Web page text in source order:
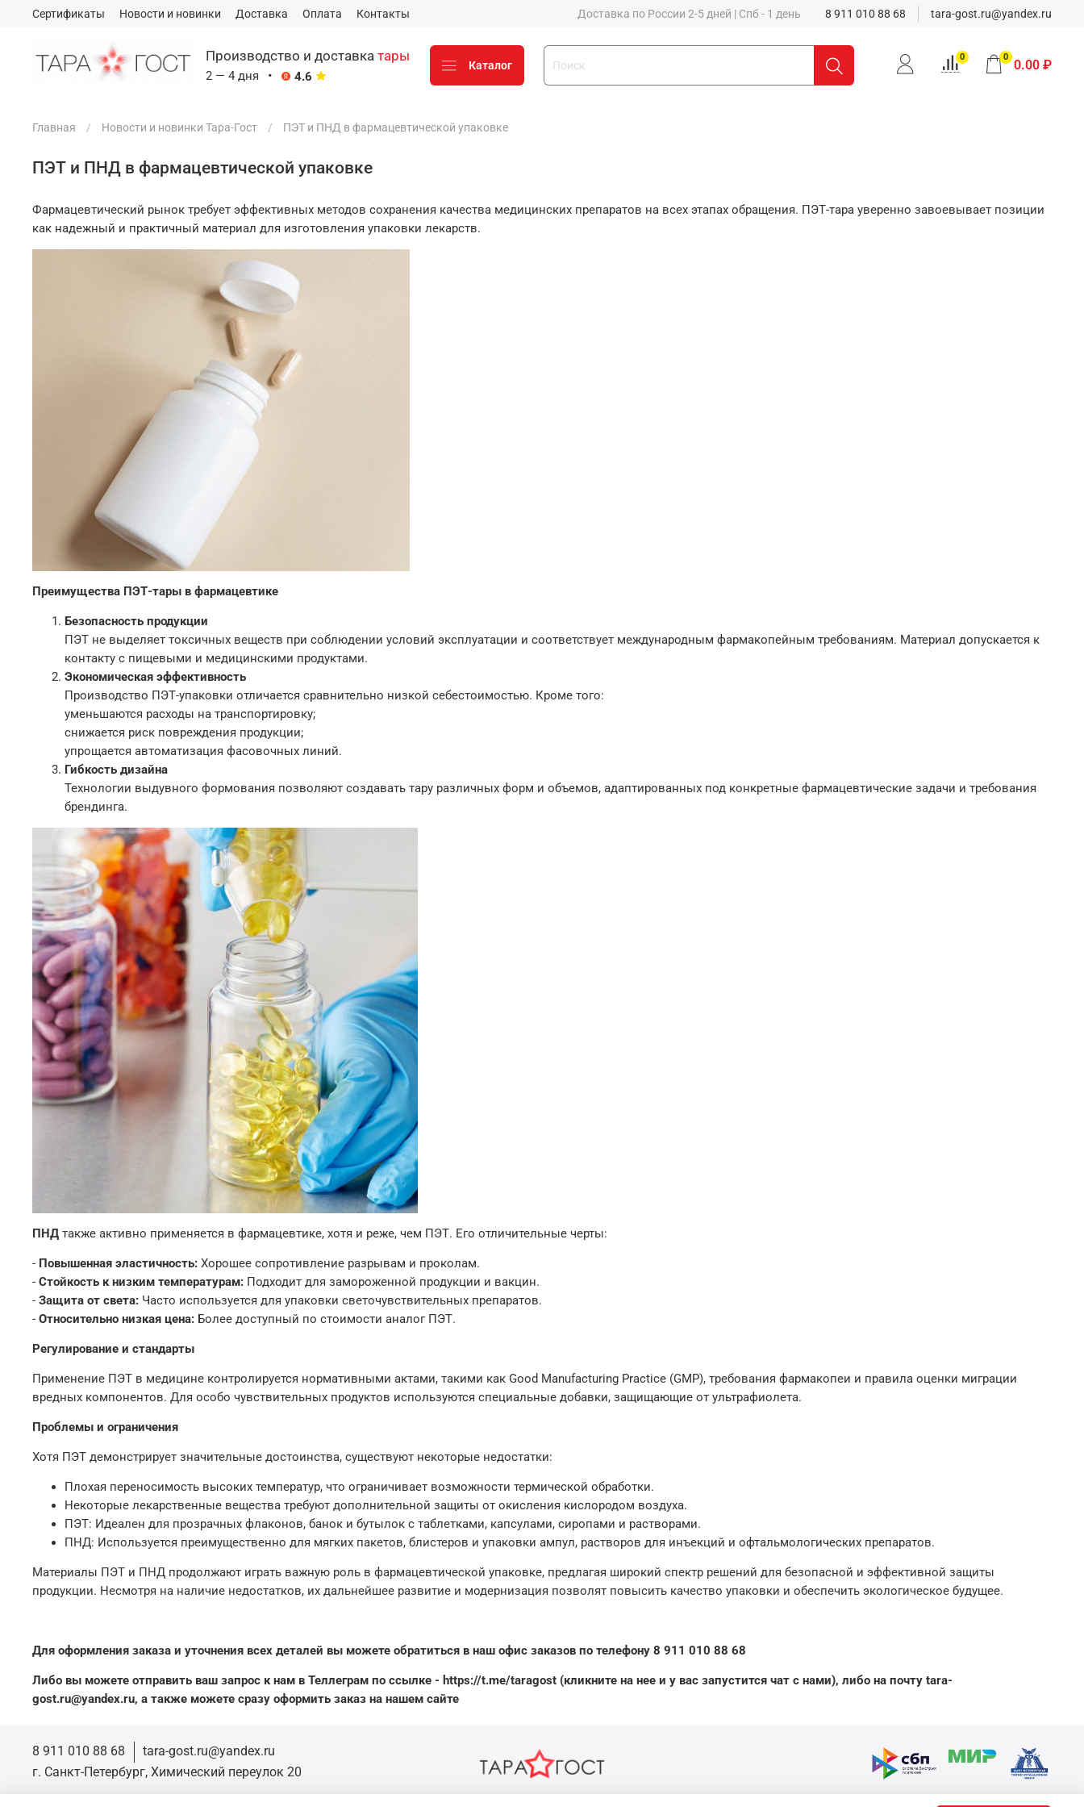
Сертификаты Новости и новинки Доставка Оплата Контакты Доставка по России 2-5 дней | Спб - 1 день 8 911 010 88 68 tara-gost.ru@yandex.ru
Производство и доставка тары
2 — 4 дня · 4.6
услуг федеральных транспортных компаний (Деловые линии,
ПЭК и тд). * Подробности уточняйте у вашего менеджера
2-4 дня
Среднее время отгрузки заказа со
~3 МИНУТЫ
Среднее время ответа менеджером
на первое ваше сообщение-запрос
(будние дни)
*Данные за предыдущий месяц работы по России (март)
Каталог
0 0 0.00 ₽
Главная Новости и новинки Тара-Гост ПЭТ и ПНД в фармацевтической упаковке
ПЭТ и ПНД в фармацевтической упаковке
Фармацевтический рынок требует эффективных методов сохранения качества медицинских препаратов на всех этапах обращения. ПЭТ-тара уверенно завоевывает позиции
как надежный и практичный материал для изготовления упаковки лекарств.
Преимущества ПЭТ-тары в фармацевтике
Безопасность продукции
ПЭТ не выделяет токсичных веществ при соблюдении условий эксплуатации и соответствует международным фармакопейным требованиям. Материал допускается к
контакту с пищевыми и медицинскими продуктами.
Экономическая эффективность
Производство ПЭТ-упаковки отличается сравнительно низкой себестоимостью. Кроме того:
уменьшаются расходы на транспортировку;
снижается риск повреждения продукции;
упрощается автоматизация фасовочных линий.
Гибкость дизайна
Технологии выдувного формования позволяют создавать тару различных форм и объемов, адаптированных под конкретные фармацевтические задачи и требования
брендинга.
ПНД также активно применяется в фармацевтике, хотя и реже, чем ПЭТ. Его отличительные черты:
- Повышенная эластичность: Хорошее сопротивление разрывам и проколам.
- Стойкость к низким температурам: Подходит для замороженной продукции и вакцин.
- Защита от света: Часто используется для упаковки светочувствительных препаратов.
- Относительно низкая цена: Более доступный по стоимости аналог ПЭТ.
Регулирование и стандарты
Применение ПЭТ в медицине контролируется нормативными актами, такими как Good Manufacturing Practice (GMP), требования фармакопеи и правила оценки миграции
вредных компонентов. Для особо чувствительных продуктов используются специальные добавки, защищающие от ультрафиолета.
Проблемы и ограничения
Хотя ПЭТ демонстрирует значительные достоинства, существуют некоторые недостатки:
Плохая переносимость высоких температур, что ограничивает возможности термической обработки.
Некоторые лекарственные вещества требуют дополнительной защиты от окисления кислородом воздуха.
ПЭТ: Идеален для прозрачных флаконов, банок и бутылок с таблетками, капсулами, сиропами и растворами.
ПНД: Используется преимущественно для мягких пакетов, блистеров и упаковки ампул, растворов для инъекций и офтальмологических препаратов.
Материалы ПЭТ и ПНД продолжают играть важную роль в фармацевтической упаковке, предлагая широкий спектр решений для безопасной и эффективной защиты
продукции. Несмотря на наличие недостатков, их дальнейшее развитие и модернизация позволят повысить качество упаковки и обеспечить экологическое будущее.
Для оформления заказа и уточнения всех деталей вы можете обратиться в наш офис заказов по телефону 8 911 010 88 68
Либо вы можете отправить ваш запрос к нам в Теллеграм по ссылке - https://t.me/taragost (кликните на нее и у вас запустится чат с нами), либо на почту tara-
gost.ru@yandex.ru, а также можете сразу оформить заказ на нашем сайте
8 911 010 88 68
tara-gost.ru@yandex.ru
г. Санкт-Петербург, Химический переулок 20